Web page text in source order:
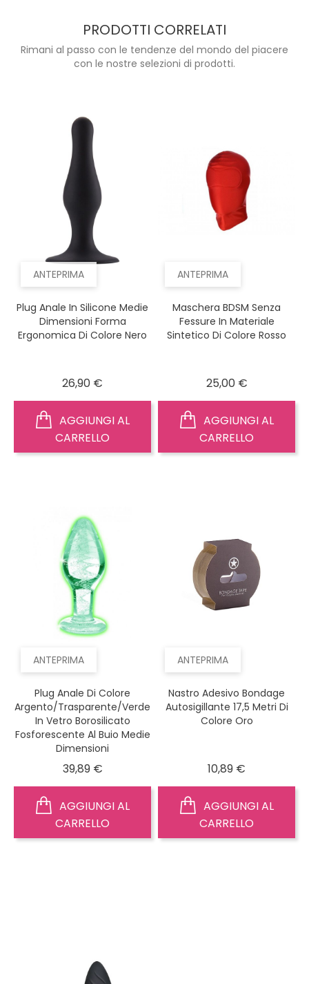
PRODOTTI CORRELATI
Rimani al passo con le tendenze del mondo del piacere
con le nostre selezioni di prodotti.
ANTEPRIMA
Plug Anale In Silicone Medie
Dimensioni Forma
Ergonomica Di Colore Nero
26,90 €
CARRELLO
ANTEPRIMA
Maschera BDSM Senza
Fessure In Materiale
Sintetico Di Colore Rosso
25,00 €Prezzo
CARRELLO
ANTEPRIMA
Plug Anale Di Colore
Argento/trasparente/verde
In Vetro Borosilicato
Fosforescente Al Buio Medie
Dimensioni
39,89 €Prezzo
CARRELLO
ANTEPRIMA
Nastro Adesivo Bondage
Autosigillante 17,5 Metri Di
Colore Oro
10,89 €
CARRELLO